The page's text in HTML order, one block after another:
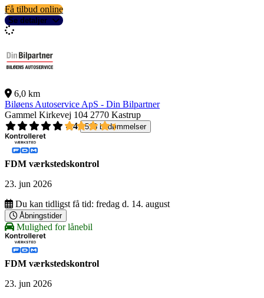
Få tilbud online
Se detaljer
6,0 km
Biløens Autoservice ApS - Din Bilpartner
Gammel Kirkevej 104 2770 Kastrup
4,4
518 bedømmelser
FDM værkstedskontrol
23. jun 2026
Du kan tidligst få tid: fredag d. 14. august
Åbningstider
Mulighed for lånebil
FDM værkstedskontrol
23. jun 2026